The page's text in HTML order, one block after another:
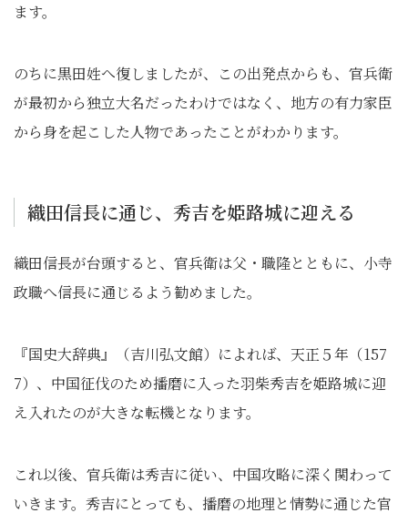
ます。
のちに黒田姓へ復しましたが、この出発点からも、官兵衛
が最初から独立大名だったわけではなく、地方の有力家臣
から身を起こした人物であったことがわかります。
織田信長に通じ、秀吉を姫路城に迎える
織田信長が台頭すると、官兵衛は父・職隆とともに、小寺
政職へ信長に通じるよう勧めました。
『国史大辞典』（吉川弘文館）によれば、天正５年（157
7）、中国征伐のため播磨に入った羽柴秀吉を姫路城に迎
え入れたのが大きな転機となります。
これ以後、官兵衛は秀吉に従い、中国攻略に深く関わって
いきます。秀吉にとっても、播磨の地理と情勢に通じた官